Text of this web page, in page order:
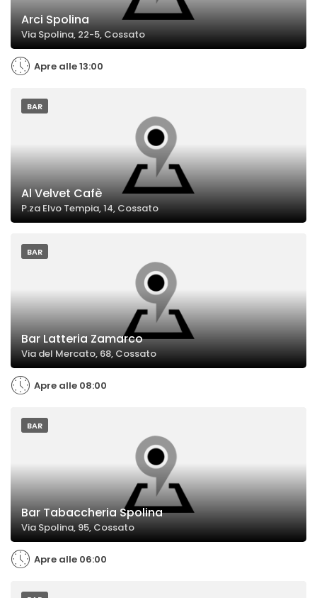
Arci Spolina
Via Spolina, 22-5, Cossato
Apre alle 13:00
BAR
Al Velvet Cafè
P.za Elvo Tempia, 14, Cossato
BAR
Bar Latteria Zamarco
Via del Mercato, 68, Cossato
Apre alle 08:00
BAR
Bar Tabaccheria Spolina
Via Spolina, 95, Cossato
Apre alle 06:00